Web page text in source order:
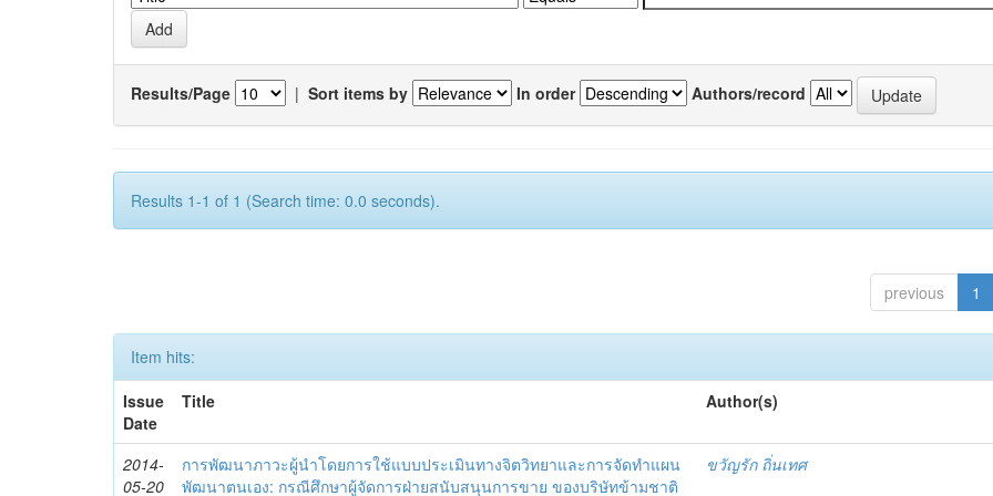
Results/Page | Sort items by In order Authors/record
Results 1-1 of 1 (Search time: 0.0 seconds).
previous 1
Item hits:
Issue
Date
Title Author(s)
2014-
05-20
การพัฒนาภาวะผู้นำโดยการใช้แบบประเมินทางจิตวิทยาและการจัดทำแผน
พัฒนาตนเอง: กรณีศึกษาผู้จัดการฝ่ายสนับสนุนการขาย ของบริษัทข้ามชาติ
ขวัญรัก ถิ่นเทศ